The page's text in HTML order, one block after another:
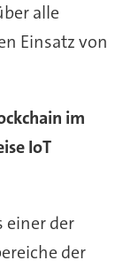
alle
Einsatz von
im
IoT
einer der
der